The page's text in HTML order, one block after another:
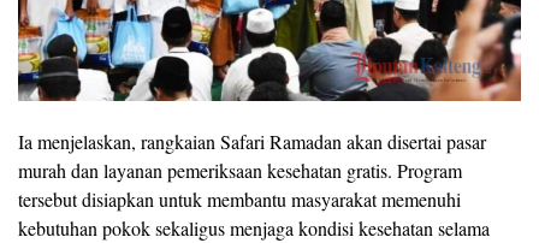
Ia menjelaskan, rangkaian Safari Ramadan akan disertai pasar
murah dan layanan pemeriksaan kesehatan gratis. Program
tersebut disiapkan untuk membantu masyarakat memenuhi
kebutuhan pokok sekaligus menjaga kondisi kesehatan selama